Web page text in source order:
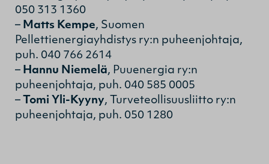
050 313 1360
– Matts Kempe, Suomen
Pellettienergiayhdistys ry:n puheenjohtaja,
puh. 040 766 2614
– Hannu Niemelä, Puuenergia ry:n
puheenjohtaja, puh. 040 585 0005
– Tomi Yli-Kyyny, Turveteollisuusliitto ry:n
puheenjohtaja, puh. 050 1280